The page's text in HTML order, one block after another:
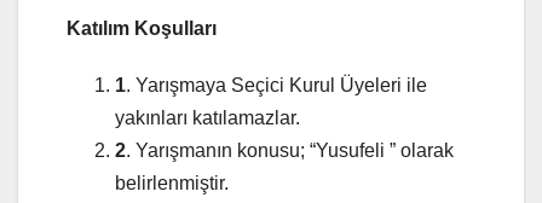
Katılım Koşulları
1. Yarışmaya Seçici Kurul Üyeleri ile
yakınları katılamazlar.
2. Yarışmanın konusu; “Yusufeli ” olarak
belirlenmiştir.